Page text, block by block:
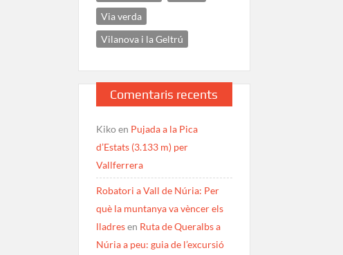
Via verda
Vilanova i la Geltrú
Comentaris recents
Kikoen Pujada a la Pica
d’Estats (3.133 m) per
Vallferrera
Robatori a Vall de Núria: Per
què la muntanya va vèncer els
lladresen Ruta de Queralbs a
Núria a peu: guia de l’excursió